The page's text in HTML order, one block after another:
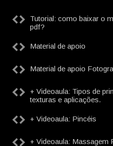
Tutorial: como baixar o
pdf?
Material de apoio
Material de apoio
+ Videoaula: Tipos de
texturas e aplicações.
+ Videoaula: Pincéis
+ Videoaula: Massagem